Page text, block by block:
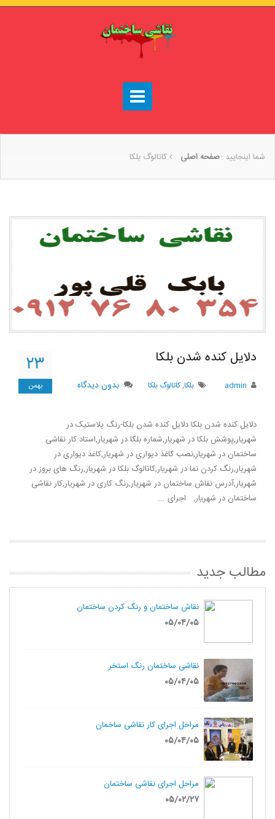
شما اینجایید :صفحه اصلی كاتالوگ بلكا
۲۳
بهمن
دلایل کنده شدن بلکا
admin بلكا,كاتالوگ بلكا بدون دیدگاه
دلایل کنده شدن بلکا دلایل کنده شدن بلکا-رنگ پلاستیک در
شهریار,پوشش بلکا در شهریار,شماره بلکا در شهریار,استاد کار نقاشی
ساختمان در شهریار,نصب کاغذ دیواری در شهریار,کاغذ دیواری در
شهریار,رنگ کردن نما در شهریار,کاتالوگ بلکا در شهریار,رنگ های بروز در
شهریار,آدرس نقاش ساختمان در شهریار,رنگ کاری در شهریار,کار نقاشی
ساختمان در شهریار, اجرای ...
مطالب جدید
نقاش ساختمان و رنگ کردن ساختمان
۰۵/۰۴/۰۵
نقاشی ساختمان رنگ استخر
۰۵/۰۴/۰۵
مراحل اجرای کار نقاشی ساخمان
۰۵/۰۴/۰۵
مراحل اجرای نقاشی ساختمان
۰۵/۰۲/۲۷